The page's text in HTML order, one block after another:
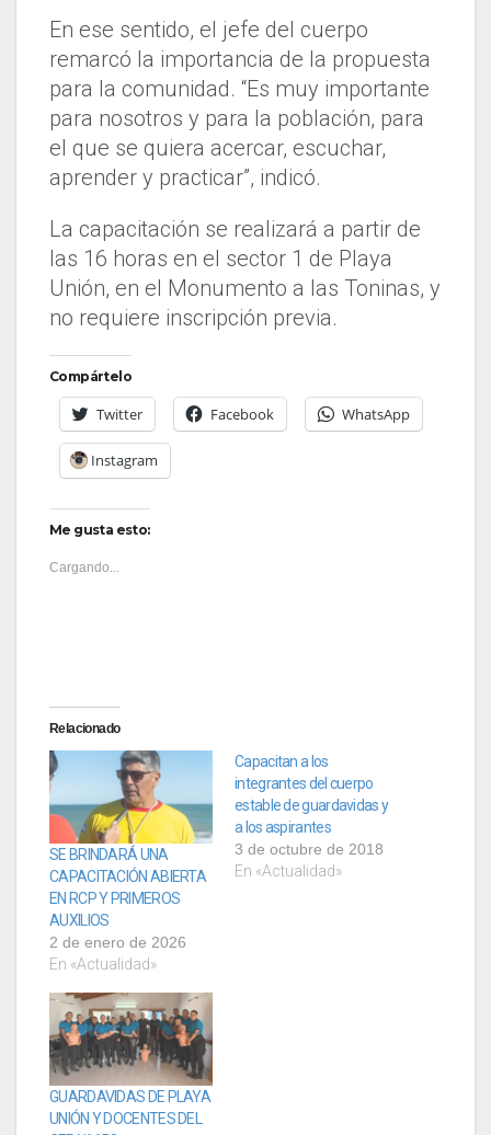
En ese sentido, el jefe del cuerpo
remarcó la importancia de la propuesta
para la comunidad. “Es muy importante
para nosotros y para la población, para
el que se quiera acercar, escuchar,
aprender y practicar”, indicó.
La capacitación se realizará a partir de
las 16 horas en el sector 1 de Playa
Unión, en el Monumento a las Toninas, y
no requiere inscripción previa.
Compártelo
Twitter Facebook WhatsApp
Instagram
Me gusta esto:
Cargando...
Relacionado
SE BRINDARÁ UNA
CAPACITACIÓN ABIERTA
EN RCP Y PRIMEROS
AUXILIOS
2 de enero de 2026
En «Actualidad»
Capacitan a los
integrantes del cuerpo
estable de guardavidas y
a los aspirantes
3 de octubre de 2018
En «Actualidad»
GUARDAVIDAS DE PLAYA
UNIÓN Y DOCENTES DEL